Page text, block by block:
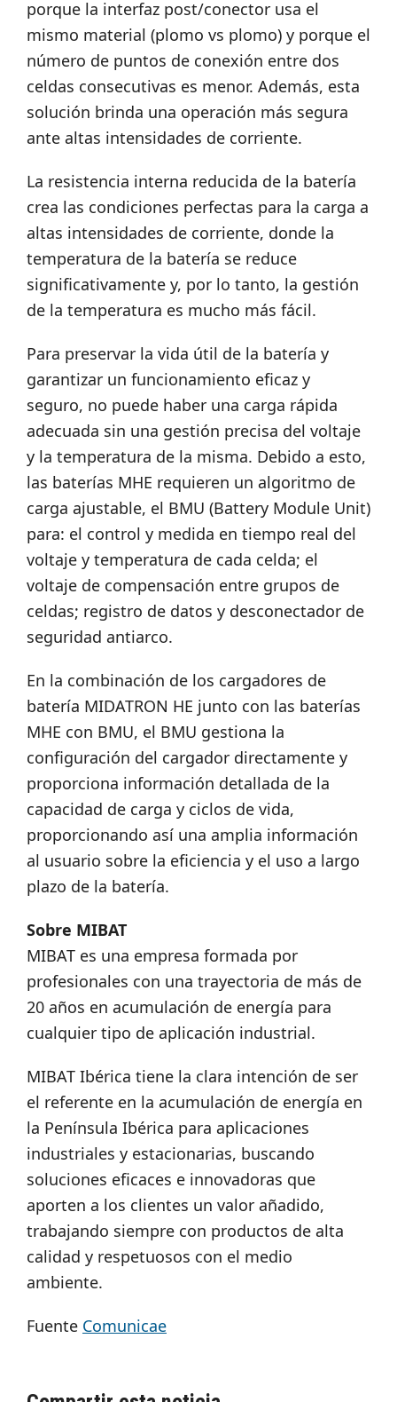
porque la interfaz post/conector usa el
mismo material (plomo vs plomo) y porque el
número de puntos de conexión entre dos
celdas consecutivas es menor. Además, esta
solución brinda una operación más segura
ante altas intensidades de corriente.
La resistencia interna reducida de la batería
crea las condiciones perfectas para la carga a
altas intensidades de corriente, donde la
temperatura de la batería se reduce
significativamente y, por lo tanto, la gestión
de la temperatura es mucho más fácil.
Para preservar la vida útil de la batería y
garantizar un funcionamiento eficaz y
seguro, no puede haber una carga rápida
adecuada sin una gestión precisa del voltaje
y la temperatura de la misma. Debido a esto,
las baterías MHE requieren un algoritmo de
carga ajustable, el BMU (Battery Module Unit)
para: el control y medida en tiempo real del
voltaje y temperatura de cada celda; el
voltaje de compensación entre grupos de
celdas; registro de datos y desconectador de
seguridad antiarco.
En la combinación de los cargadores de
batería MIDATRON HE junto con las baterías
MHE con BMU, el BMU gestiona la
configuración del cargador directamente y
proporciona información detallada de la
capacidad de carga y ciclos de vida,
proporcionando así una amplia información
al usuario sobre la eficiencia y el uso a largo
plazo de la batería.
Sobre MIBAT
MIBAT es una empresa formada por
profesionales con una trayectoria de más de
20 años en acumulación de energía para
cualquier tipo de aplicación industrial.
MIBAT Ibérica tiene la clara intención de ser
el referente en la acumulación de energía en
la Península Ibérica para aplicaciones
industriales y estacionarias, buscando
soluciones eficaces e innovadoras que
aporten a los clientes un valor añadido,
trabajando siempre con productos de alta
calidad y respetuosos con el medio
ambiente.
Fuente Comunicae